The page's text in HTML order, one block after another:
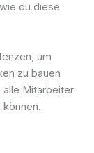
du diese
um
zu bauen
alle Mitarbeiter